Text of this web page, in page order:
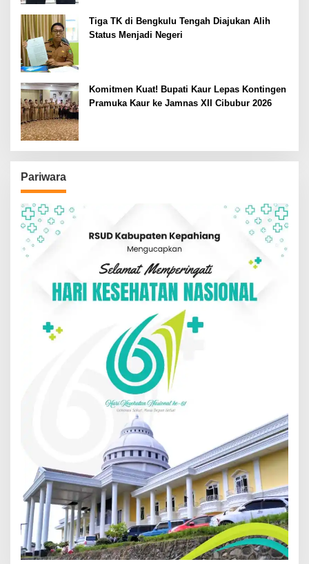
Tiga TK di Bengkulu Tengah Diajukan Alih
Status Menjadi Negeri
Komitmen Kuat! Bupati Kaur Lepas Kontingen
Pramuka Kaur ke Jamnas XII Cibubur 2026
Pariwara